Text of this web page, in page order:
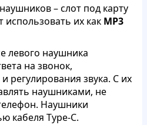
–слот под карту
использовать их как MP3
левого наушника
на звонок,
регулирования звука. С их
наушниками, не
Наушники
кабеля Type-C.